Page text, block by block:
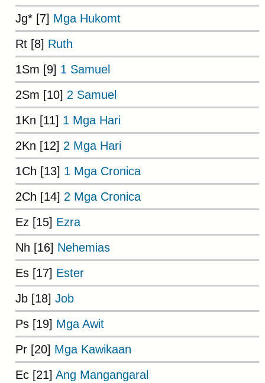
Jg* [7] Mga Hukomt
Rt [8] Ruth
1Sm [9] 1 Samuel
2Sm [10] 2 Samuel
1Kn [11] 1 Mga Hari
2Kn [12] 2 Mga Hari
1Ch [13] 1 Mga Cronica
2Ch [14] 2 Mga Cronica
Ez [15] Ezra
Nh [16] Nehemias
Es [17] Ester
Jb [18] Job
Ps [19] Mga Awit
Pr [20] Mga Kawikaan
Ec [21] Ang Mangangaral